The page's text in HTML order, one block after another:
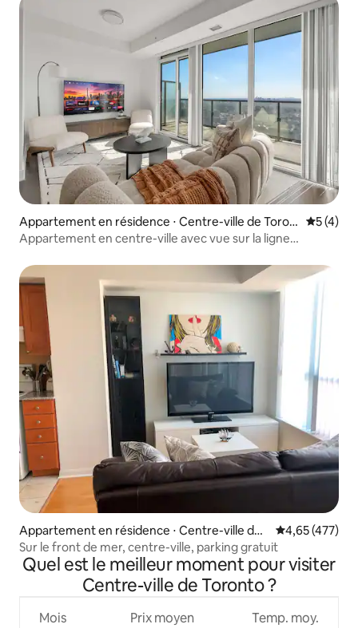
Appartement en résidence ⋅ Centre-ville de Toron
to
5 (4)
Appartement en centre-ville avec vue sur la ligne
Appartement en résidence ⋅ Centre-ville de
Toronto
Évaluation
4,65 (477)
Sur le front de mer, centre-ville, parking gratuit
Quel est le meilleur moment pour visiter
Centre-ville de Toronto ?
Mois Prix moyen Temp. moy.